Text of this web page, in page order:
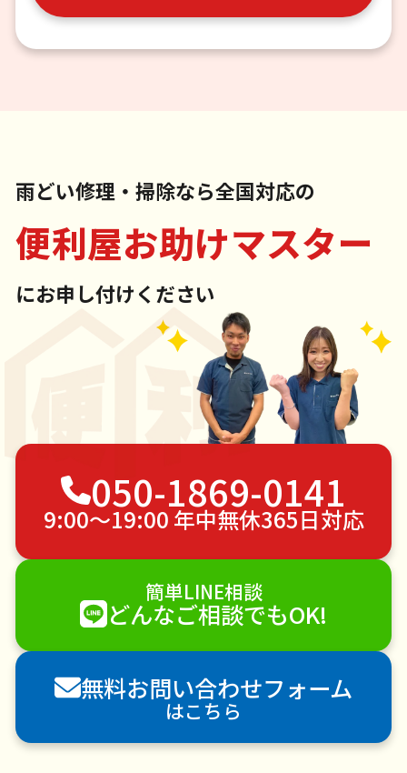
雨どい修理・掃除なら全国対応の
便利屋お助けマスター
にお申し付けください
050-1869-0141
9:00〜19:00 年中無休365日対応
簡単LINE相談
どんなご相談でもOK!
無料お問い合わせフォーム
はこちら